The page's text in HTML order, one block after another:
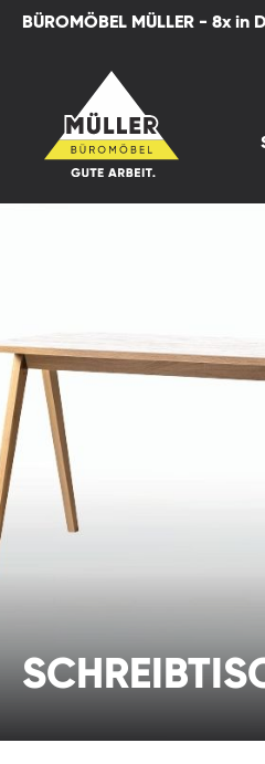
Zur Hauptnavigation
BÜROMÖBEL MÜLLER - 8x in